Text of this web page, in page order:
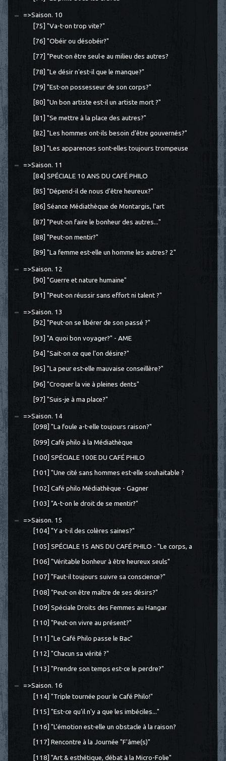
=>Saison. 10
[75] "Va-t-on trop vite?"
[76] "Obéir ou désobéir?"
[77] "Peut-on être seul·e au milieu des autres?
[78] "Le désir n'est-il que le manque?"
[79] "Est-on possesseur de son corps?"
[80] "Un bon artiste est-il un artiste mort ?"
[81] "Se mettre à la place des autres?"
[82] "Les hommes ont-ils besoin d'être gouvernés?"
[83] "Les apparences sont-elles toujours trompeuse
=>Saison. 11
[84] SPÉCIALE 10 ANS DU CAFÉ PHILO
[85] "Dépend-il de nous d'être heureux?"
[86] Séance Médiathèque de Montargis, l'art
[87] "Peut-on faire le bonheur des autres..."
[88] "Peut-on mentir?"
[89] "La femme est-elle un homme les autres? 2"
=>Saison. 12
[90] "Guerre et nature humaine"
[91] "Peut-on réussir sans effort ni talent ?"
=>Saison. 13
[92] "Peut-on se libérer de son passé ?"
[93] "A quoi bon voyager?" - AME
[94] "Sait-on ce que l'on désire?"
[95] "La peur est-elle mauvaise conseillère?"
[96] "Croquer la vie à pleines dents"
[97] "Suis-je à ma place?"
=>Saison. 14
[098] "La foule a-t-elle toujours raison?"
[099] Café philo à la Médiathèque
[100] SPÉCIALE 100E DU CAFÉ PHILO
[101] "Une cité sans hommes est-elle souhaitable ?
[102] Café philo Médiathèque - Gagner
[103] "A-t-on le droit de se mentir?"
=>Saison. 15
[104] "Y a-t-il des colères saines?"
[105] SPÉCIALE 15 ANS DU CAFÉ PHILO - "Le corps, a
[106] "Véritable bonheur à être heureux seuls"
[107] "Faut-il toujours suivre sa conscience?"
[108] "Peut-on être maître de ses désirs?"
[109] Spéciale Droits des Femmes au Hangar
[110] "Peut-on vivre au présent?"
[111] "Le Café Philo passe le Bac"
[112] "Chacun sa vérité ?"
[113] "Prendre son temps est-ce le perdre?"
=>Saison. 16
[114] "Triple tournée pour le Café Philo!"
[115] "Est-ce qu'il n'y a que les imbéciles..."
[116] "L'émotion est-elle un obstacle à la raison?
[117] Rencontre à la Journée "F'âme(s)"
[118] "Art & esthétique, débat à la Micro-Folie"